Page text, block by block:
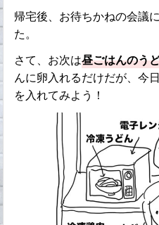
帰宅後、お待ちかねの会議
た。
さて、お次は昼ごはんのう
んに卵入れるだけだが、今
を入れてみよう！